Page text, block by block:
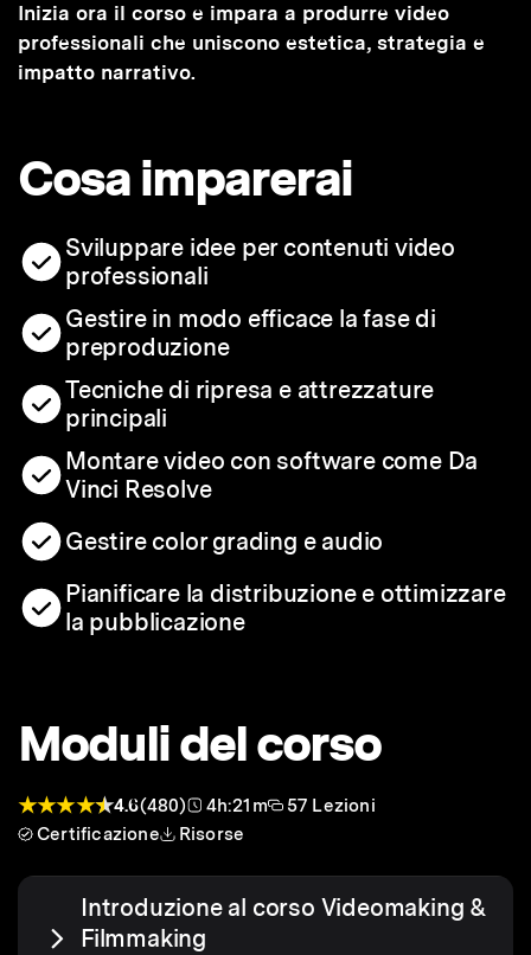
Inizia ora il corso e impara a produrre video
professionali che uniscono estetica, strategia e
impatto narrativo.
Cosa imparerai
Sviluppare idee per contenuti video
professionali
Gestire in modo efficace la fase di
preproduzione
Tecniche di ripresa e attrezzature
principali
Montare video con software come Da
Vinci Resolve
Gestire color grading e audio
Pianificare la distribuzione e ottimizzare
la pubblicazione
Moduli del corso
4.6(480) 4h:21m
57 Lezioni
Certificazione
Risorse
Introduzione al corso Videomaking &
Filmmaking